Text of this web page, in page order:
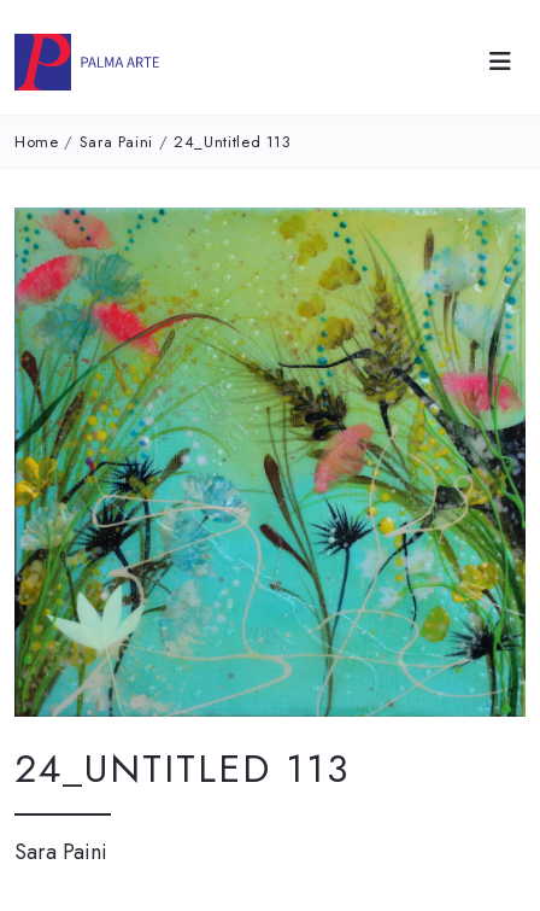
Home / Sara Paini /24_Untitled 113
24_UNTITLED 113
Sara Paini